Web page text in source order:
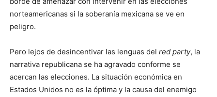
norteamericanas si la soberanía mexicana se ve en
peligro.
Pero lejos de desincentivar las lenguas del red party, la
narrativa republicana se ha agravado conforme se
acercan las elecciones. La situación económica en
Estados Unidos no es la óptima y la causa del enemigo